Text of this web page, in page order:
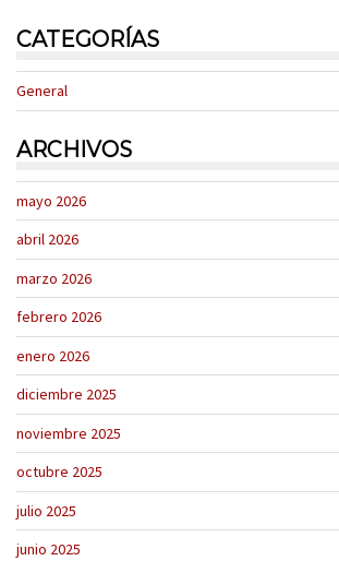
CATEGORÍAS
General
ARCHIVOS
mayo 2026
abril 2026
marzo 2026
febrero 2026
enero 2026
diciembre 2025
noviembre 2025
octubre 2025
julio 2025
junio 2025